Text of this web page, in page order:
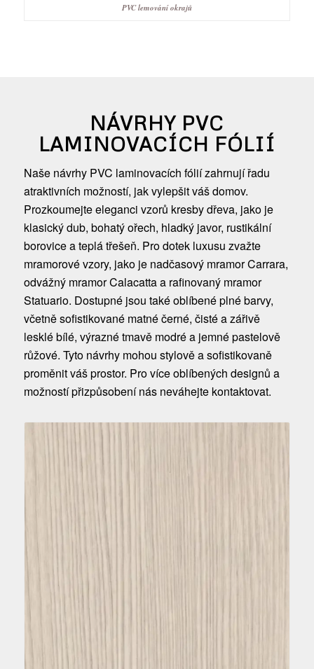
PVC lemování okrajů
NÁVRHY PVC
LAMINOVACÍCH FÓLIÍ
Naše návrhy PVC laminovacích fólií zahrnují řadu
atraktivních možností, jak vylepšit váš domov.
Prozkoumejte eleganci vzorů kresby dřeva, jako je
klasický dub, bohatý ořech, hladký javor, rustikální
borovice a teplá třešeň. Pro dotek luxusu zvažte
mramorové vzory, jako je nadčasový mramor Carrara,
odvážný mramor Calacatta a rafinovaný mramor
Statuario. Dostupné jsou také oblíbené plné barvy,
včetně sofistikované matné černé, čisté a zářivě
lesklé bílé, výrazné tmavě modré a jemné pastelově
růžové. Tyto návrhy mohou stylově a sofistikovaně
proměnit váš prostor. Pro více oblíbených designů a
možností přizpůsobení nás neváhejte kontaktovat.